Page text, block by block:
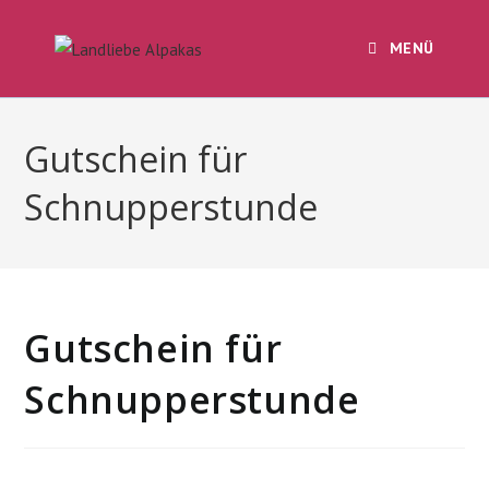
MENÜ
Gutschein für
Schnupperstunde
Gutschein für
Schnupperstunde